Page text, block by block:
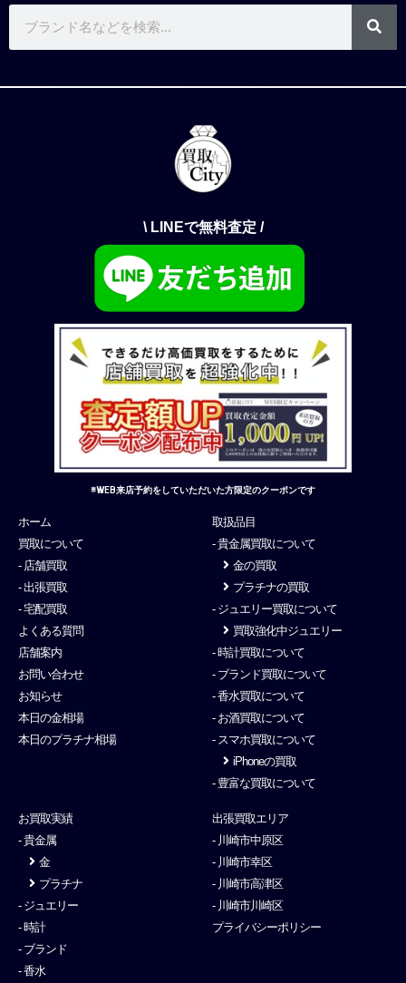
\ LINEで無料査定 /
※WEB来店予約をしていただいた方限定のクーポンです
ホーム
買取について
- 店舗買取
- 出張買取
- 宅配買取
よくある質問
店舗案内
お問い合わせ
お知らせ
本日の金相場
本日のプラチナ相場
取扱品目
- 貴金属買取について
金の買取
プラチナの買取
- ジュエリー買取について
買取強化中ジュエリー
- 時計買取について
- ブランド買取について
- 香水買取について
- お酒買取について
- スマホ買取について
iPhoneの買取
- 豊富な買取について
お買取実績
- 貴金属
金
プラチナ
- ジュエリー
- 時計
- ブランド
- 香水
出張買取エリア
- 川崎市中原区
- 川崎市幸区
- 川崎市高津区
- 川崎市川崎区
プライバシーポリシー